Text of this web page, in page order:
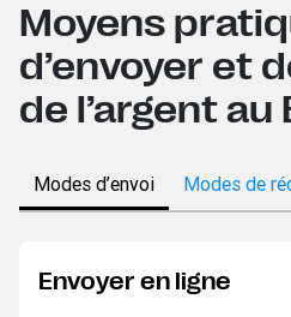
Moyens
d’envoyer et
de l’argent au
Modes d’envoi Modes de
Envoyer en ligne